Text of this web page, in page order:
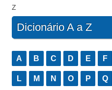
Z
Dicionário A a Z
A B C D E F
L M N O P Q